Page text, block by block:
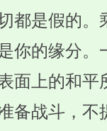
都是假的。
你的缘分。
面上的和平
备战斗，不